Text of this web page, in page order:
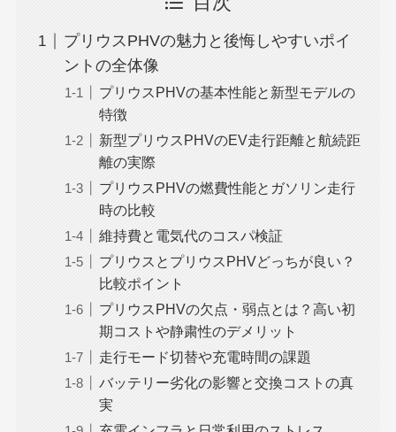
プリウスPHVの魅力と後悔しやすいポイ
ントの全体像
プリウスPHVの基本性能と新型モデルの
特徴
新型プリウスPHVのEV走行距離と航続距
離の実際
プリウスPHVの燃費性能とガソリン走行
時の比較
維持費と電気代のコスパ検証
プリウスとプリウスPHVどっちが良い？
比較ポイント
プリウスPHVの欠点・弱点とは？高い初
期コストや静粛性のデメリット
走行モード切替や充電時間の課題
バッテリー劣化の影響と交換コストの真
実